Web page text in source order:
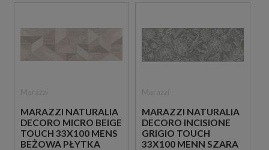
MARAZZI NATURALIA
DECORO MICRO BEIGE
TOUCH 33X100 MENS
BEŻOWA PŁYTKA
MARAZZI NATURALIA
DECORO INCISIONE
GRIGIO TOUCH
33X100 MENN SZARA